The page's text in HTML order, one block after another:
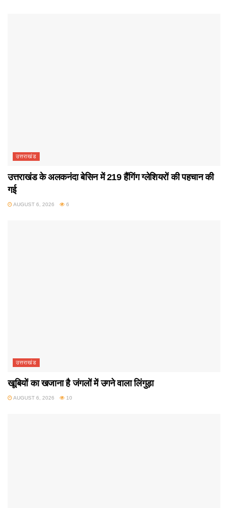
उत्तराखंड
उत्तराखंड के अलकनंदा बेसिन में 219 हैंगिंग ग्लेशियरों की पहचान की
गई
AUGUST 6, 2026 6
उत्तराखंड
खूबियों का खजाना है जंगलों में उगने वाला लिंगुड़ा
AUGUST 6, 2026 10